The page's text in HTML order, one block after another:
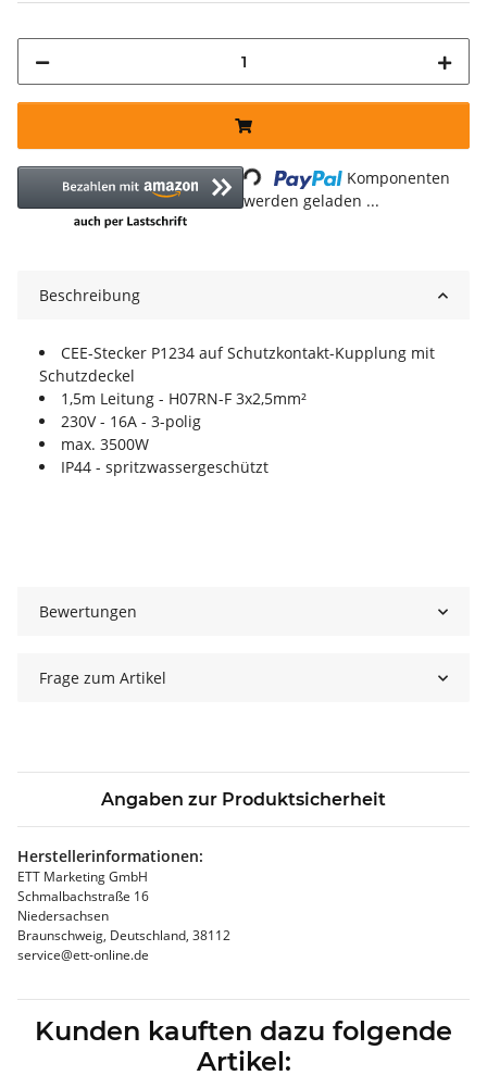
Loading...
Komponenten
werden geladen ...
Beschreibung
CEE-Stecker P1234 auf Schutzkontakt-Kupplung mit
Schutzdeckel
1,5m Leitung - H07RN-F 3x2,5mm²
230V - 16A - 3-polig
max. 3500W
IP44 - spritzwassergeschützt
Bewertungen
Frage zum Artikel
Angaben zur Produktsicherheit
Herstellerinformationen:
ETT Marketing GmbH
Schmalbachstraße 16
Niedersachsen
Braunschweig, Deutschland, 38112
service@ett-online.de
Kunden kauften dazu folgende
Artikel: